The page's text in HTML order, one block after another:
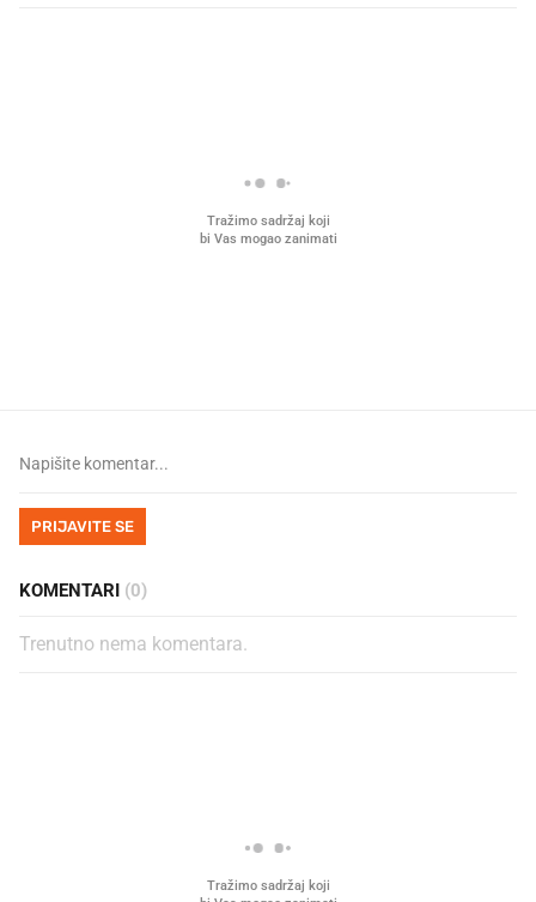
PRIJAVITE SE
KOMENTARI (0)
Trenutno nema komentara.